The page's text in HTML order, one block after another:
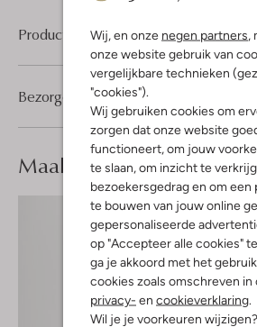
Wij, en onze negen partners
onze website gebruik van
vergelijkbare technieken
"cookies").
Wij gebruiken cookies om
zorgen dat onze website
functioneert, om jouw
te slaan, om inzicht te
bezoekersgedrag en om een
te bouwen van jouw online
gepersonaliseerde
op "Accepteer alle cookies" te
ga je akkoord met het
cookies zoals omschreven in
privacy- en cookieverklaring
Wil je je voorkeuren
Product informatie
Bezorgen & retourneren
Maak jelook compleet